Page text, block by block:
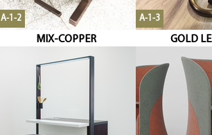
A-1-2
MIX-COPPER
A-1-3
GOLD